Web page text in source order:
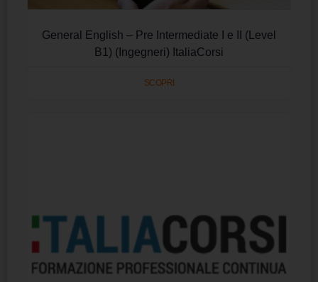
General English – Pre Intermediate I e II (Level
B1) (Ingegneri) ItaliaCorsi
SCOPRI